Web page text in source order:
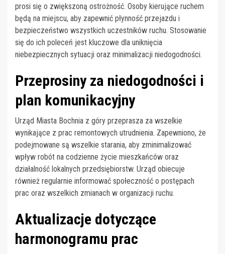
prosi się o zwiększoną ostrożność. Osoby kierujące ruchem
będą na miejscu, aby zapewnić płynność przejazdu i
bezpieczeństwo wszystkich uczestników ruchu. Stosowanie
się do ich poleceń jest kluczowe dla uniknięcia
niebezpiecznych sytuacji oraz minimalizacji niedogodności.
Przeprosiny za niedogodności i
plan komunikacyjny
Urząd Miasta Bochnia z góry przeprasza za wszelkie
wynikające z prac remontowych utrudnienia. Zapewniono, że
podejmowane są wszelkie starania, aby zminimalizować
wpływ robót na codzienne życie mieszkańców oraz
działalność lokalnych przedsiębiorstw. Urząd obiecuje
również regularnie informować społeczność o postępach
prac oraz wszelkich zmianach w organizacji ruchu.
Aktualizacje dotyczące
harmonogramu prac